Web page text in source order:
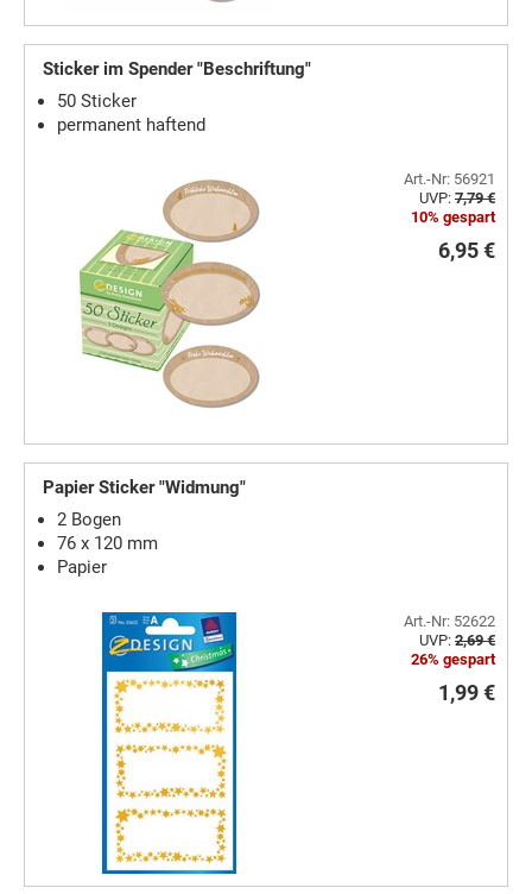
Sticker im Spender "Beschriftung"
50 Sticker
permanent haftend
Art.-Nr: 56921
UVP: 7,79 €
10% gespart
6,95 €
Papier Sticker "Widmung"
2 Bogen
76 x 120 mm
Papier
Art.-Nr: 52622
UVP: 2,69 €
26% gespart
1,99 €